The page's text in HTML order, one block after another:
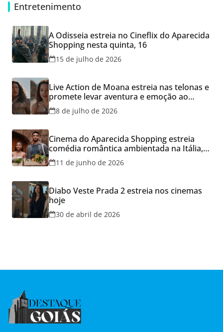
Entretenimento
A Odisseia estreia no Cineflix do Aparecida
Shopping nesta quinta, 16
15 de julho de 2026
Live Action de Moana estreia nas telonas e
promete levar aventura e emoção ao
Cineflix do Aparecida Shopping
8 de julho de 2026
Cinema do Aparecida Shopping estreia
comédia romântica ambientada na Itália,
hoje e lança promoção para o Dia dos
Namorados
11 de junho de 2026
Diabo Veste Prada 2 estreia nos cinemas
hoje
30 de abril de 2026